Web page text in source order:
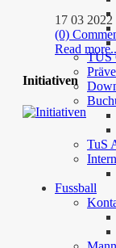
TUS
TuS
Fussball
17 03 2022
(0)
Read
Initiativen